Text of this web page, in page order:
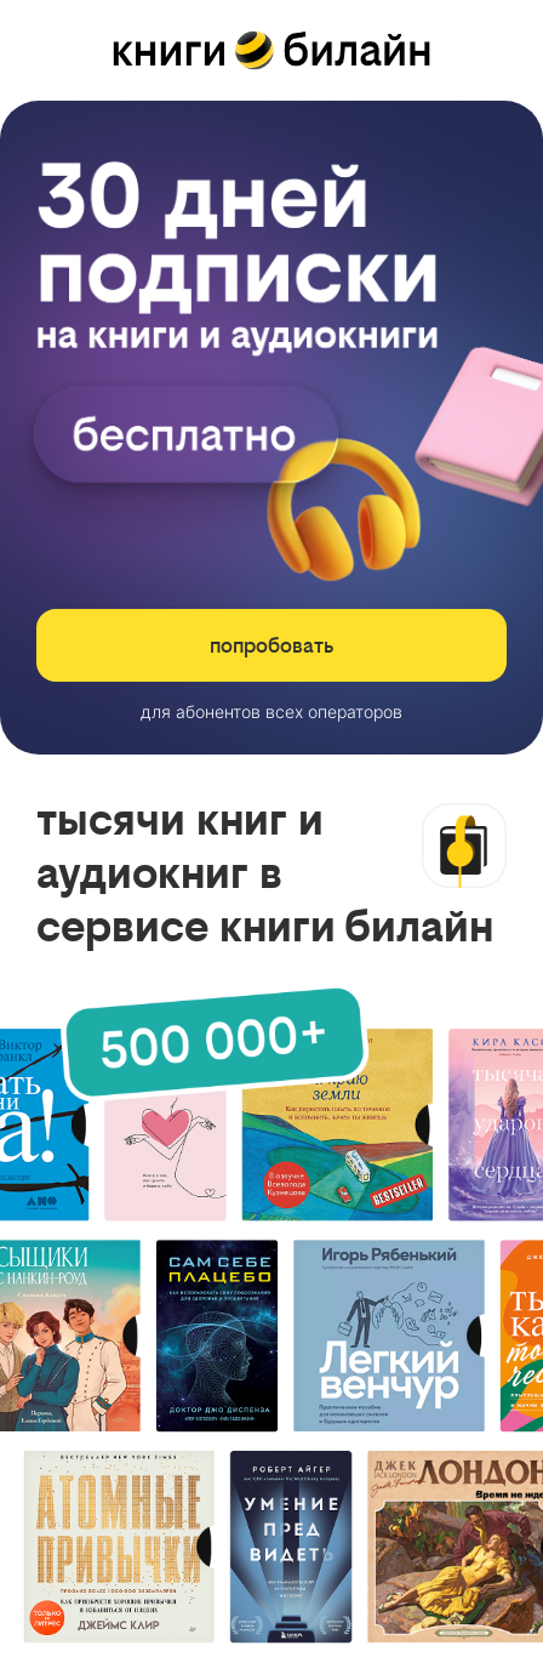
попробовать
для абонентов всех операторов
тысячи книг и
аудиокниг в
сервисе книги билайн